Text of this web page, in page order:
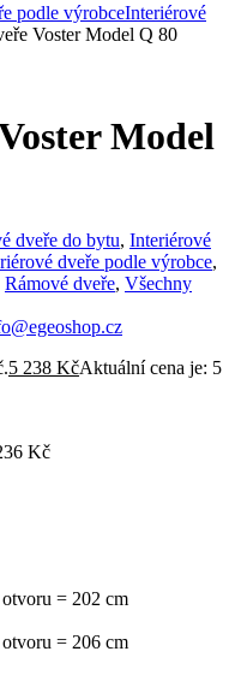
podle výrobceInteriérové
Voster Model Q 80
Model
dveře do bytu, Interiérové
dveře podle výrobce,
Rámové dveře, Všechny
5 238 KčAktuální cena je: 5
Kč
= 202 cm
= 206 cm